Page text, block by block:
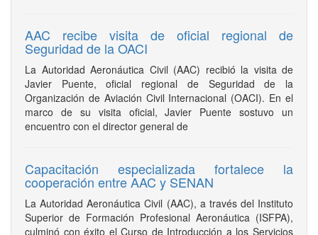
AAC recibe visita de oficial regional de
Seguridad de la OACI
La Autoridad Aeronáutica Civil (AAC) recibió la visita de
Javier Puente, oficial regional de Seguridad de la
Organización de Aviación Civil Internacional (OACI). En el
marco de su visita oficial, Javier Puente sostuvo un
encuentro con el director general de
Capacitación especializada fortalece la
cooperación entre AAC y SENAN
La Autoridad Aeronáutica Civil (AAC), a través del Instituto
Superior de Formación Profesional Aeronáutica (ISFPA),
culminó con éxito el Curso de Introducción a los Servicios